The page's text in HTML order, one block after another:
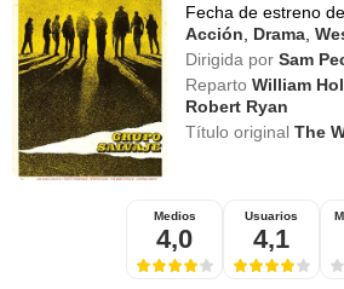
Fecha de estreno
Acción
Drama ,
Dirigida por Sam
Reparto William
Robert Ryan
Título originalThe
Medios
4,0
Usuarios
4,1